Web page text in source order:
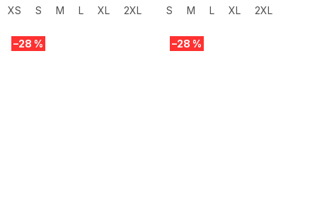
XS S M L XL 2XL S M L XL 2XL
–28 % –28 %